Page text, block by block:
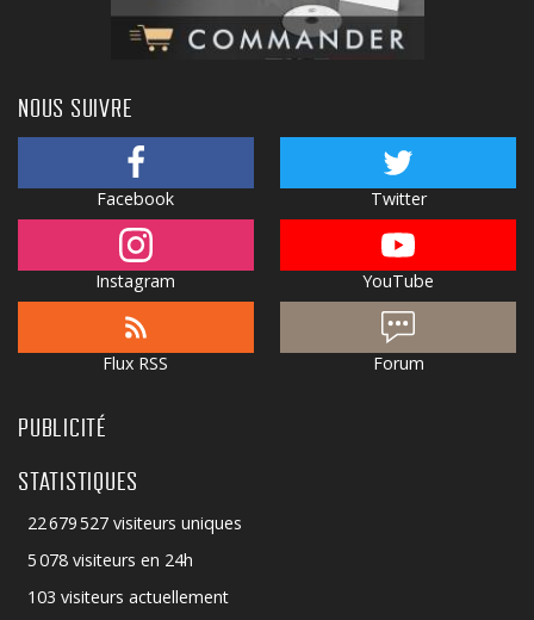
NOUS SUIVRE
Facebook Twitter
Instagram YouTube
Flux RSS Forum
PUBLICITÉ
STATISTIQUES
22 679 527 visiteurs uniques
5 078 visiteurs en 24h
103 visiteurs actuellement